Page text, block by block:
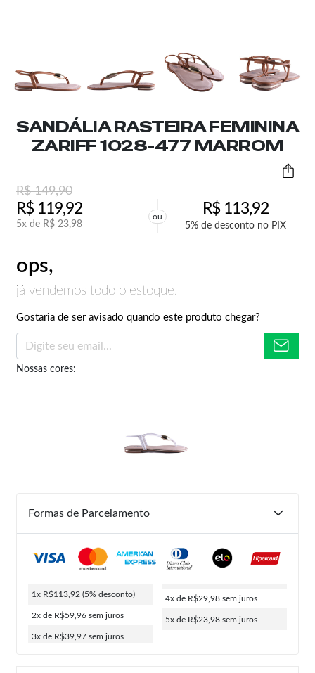
SANDÁLIA RASTEIRA FEMININA
ZARIFF 1028-477 MARROM
R$149,90
R$119,92
5x de R$ 23,98
ou R$113,92
5% de desconto no PIX
ops,
já vendemos todo o estoque!
Gostaria de ser avisado quando este produto chegar?
Nossas cores:
Formas de Parcelamento
1x R$113,92 (5% desconto)
2x de R$59,96 sem juros
3x de R$39,97 sem juros
4x de R$29,98 sem juros
5x de R$23,98 sem juros